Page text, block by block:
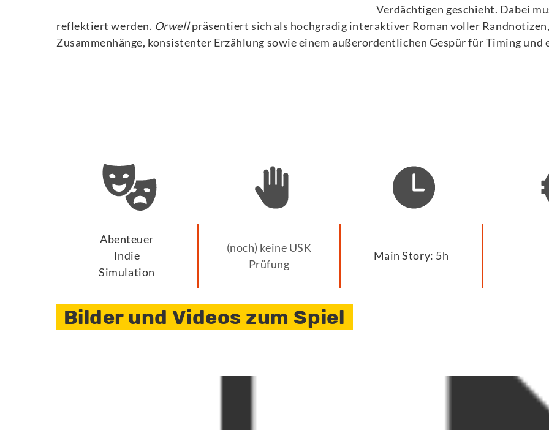
Verdächtigen geschieht. Dabei
reflektiert werden. Orwellpräsentiert sich als hochgradig interaktiver Roman voller
Zusammenhänge, konsistenter Erzählung sowie einem außerordentlichen Gespür für Timing
Abenteuer
Indie
Simulation
(noch) keine USK
Prüfung
Main Story: 5h
Bilder und Videos zum Spiel